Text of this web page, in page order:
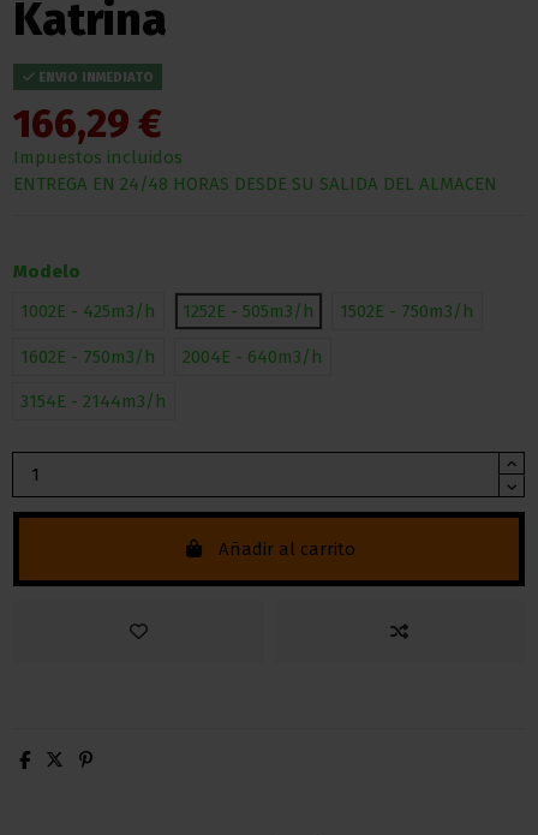
Katrina
ENVIO INMEDIATO
166,29 €
Impuestos incluidos
ENTREGA EN 24/48 HORAS DESDE SU SALIDA DEL ALMACEN
Modelo
1002E - 425m3/h
1252E - 505m3/h 1502E - 750m3/h
1602E - 750m3/h 2004E - 640m3/h
3154E - 2144m3/h
Añadir al carrito